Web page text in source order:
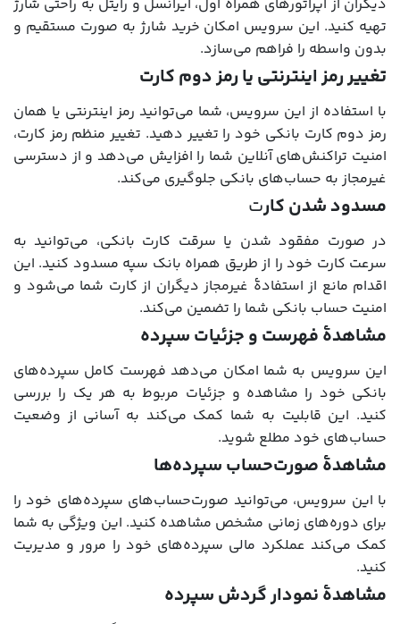
دیگران از اپراتورهای همراه اول، ایرانسل و رایتل به راحتی شارژ
تهیه کنید. این سرویس امکان خرید شارژ به صورت مستقیم و
بدون واسطه را فراهم می‌سازد.
تغییر رمز اینترنتی یا رمز دوم کارت
با استفاده از این سرویس، شما می‌توانید رمز اینترنتی یا همان
رمز دوم کارت بانکی خود را تغییر دهید. تغییر منظم رمز کارت،
امنیت تراکنش‌های آنلاین شما را افزایش می‌دهد و از دسترسی
غیرمجاز به حساب‌های بانکی جلوگیری می‌کند.
مسدود شدن کارت
در صورت مفقود شدن یا سرقت کارت بانکی، می‌توانید به
سرعت کارت خود را از طریق همراه بانک سپه مسدود کنید. این
اقدام مانع از استفادۀ غیرمجاز دیگران از کارت شما می‌شود و
امنیت حساب بانکی شما را تضمین می‌کند.
مشاهدۀ فهرست و جزئیات سپرده
این سرویس به شما امکان می‌دهد فهرست کامل سپرده‌های
بانکی خود را مشاهده و جزئیات مربوط به هر یک را بررسی
کنید. این قابلیت به شما کمک می‌کند به آسانی از وضعیت
حساب‌های خود مطلع شوید.
مشاهدۀ صورت‌حساب سپرده‌ها
با این سرویس، می‌توانید صورت‌حساب‌های سپرده‌های خود را
برای دوره‌های زمانی مشخص مشاهده کنید. این ویژگی به شما
کمک می‌کند عملکرد مالی سپرده‌های خود را مرور و مدیریت
کنید.
مشاهدۀ نمودار گردش سپرده